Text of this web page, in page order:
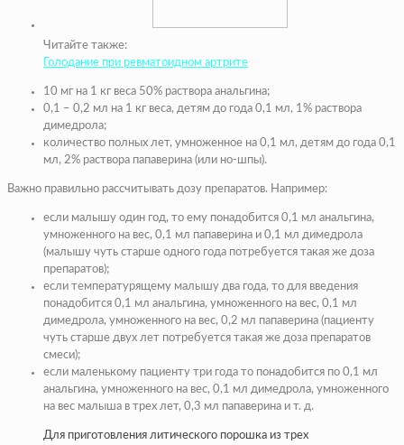
Читайте также:
Голодание при ревматоидном артрите
10 мг на 1 кг веса 50% раствора анальгина;
0,1 – 0,2 мл на 1 кг веса, детям до года 0,1 мл, 1% раствора
димедрола;
количество полных лет, умноженное на 0,1 мл, детям до года 0,1
мл, 2% раствора папаверина (или но-шпы).
Важно правильно рассчитывать дозу препаратов. Например:
если малышу один год, то ему понадобится 0,1 мл анальгина,
умноженного на вес, 0,1 мл папаверина и 0,1 мл димедрола
(малышу чуть старше одного года потребуется такая же доза
препаратов);
если температурящему малышу два года, то для введения
понадобится 0,1 мл анальгина, умноженного на вес, 0,1 мл
димедрола, умноженного на вес, 0,2 мл папаверина (пациенту
чуть старше двух лет потребуется такая же доза препаратов
смеси);
если маленькому пациенту три года то понадобится по 0,1 мл
анальгина, умноженного на вес, 0,1 мл димедрола, умноженного
на вес малыша в трех лет, 0,3 мл папаверина и т. д.
Для приготовления литического порошка из трех